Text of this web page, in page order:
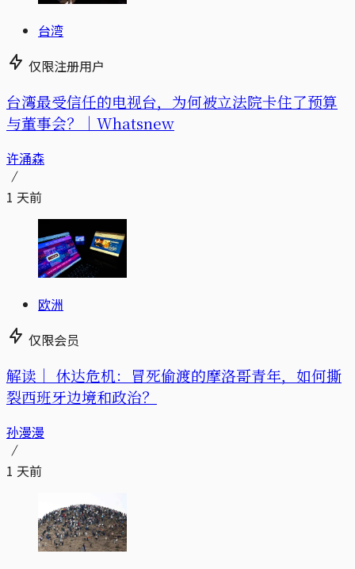
台湾
仅限注册用户
台湾最受信任的电视台，为何被立法院卡住了预算
与董事会？｜Whatsnew
许涌森
1 天前
欧洲
仅限会员
解读｜ 休达危机：冒死偷渡的摩洛哥青年，如何撕
裂西班牙边境和政治？
孙漫漫
1 天前